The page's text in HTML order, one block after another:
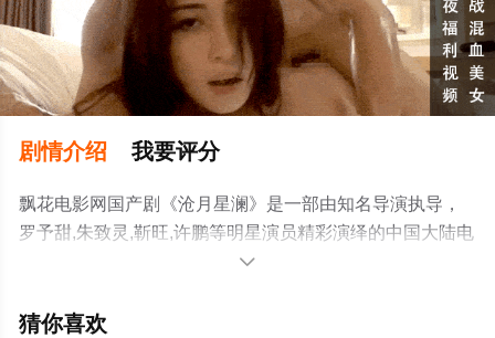
剧情介绍 我要评分
飘花电影网国产剧《沧月星澜》是一部由知名导演执导，
罗予甜,朱致灵,靳旺,许鹏等明星演员精彩演绎的中国大陆电
视剧，大结局剧情已揭晓（1-1全集），手机免费观看高清
移步至豆瓣电视剧、电视猫或剧情网等平台了解。

猜你喜欢